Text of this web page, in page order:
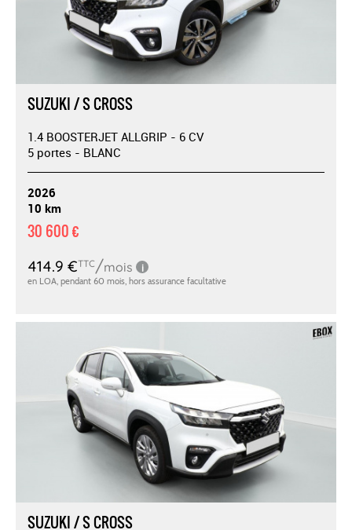
SUZUKI / S CROSS
1.4 BOOSTERJET ALLGRIP - 6 CV
5 portes - BLANC
2026
10 km
30 600 €
SUZUKI / S CROSS